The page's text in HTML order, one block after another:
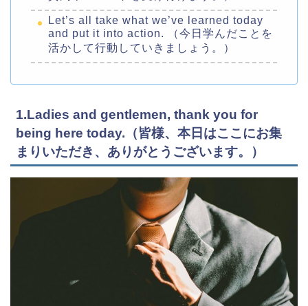
Let’s all take what we’ve learned today
and put it into action. （今日学んだことを
活かして行動していきましょう。）
1.Ladies and gentlemen, thank you for
being here today.（皆様、本日はここにお集
まりいただき、ありがとうございます。）